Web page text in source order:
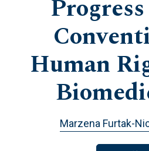
Human
Marzena Furtak-